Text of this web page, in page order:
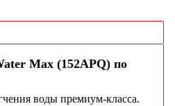
Мах (152APQ) по
воды премиум-класса.